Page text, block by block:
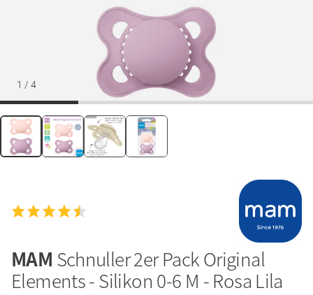
1 / 4
MAM Schnuller 2er Pack Original
Elements - Silikon 0-6 M - Rosa Lila